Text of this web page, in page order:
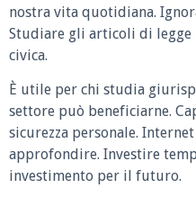
nostra vita quotidiana.
Studiare gli articoli di legge
civica.
È utile per chi studia
settore può beneficiarne.
sicurezza personale.
approfondire. Investire
investimento per il futuro.